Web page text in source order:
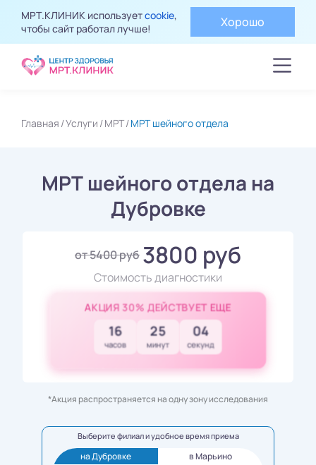
МРТ.КЛИНИК используетcookie,
чтобы сайт работал лучше!
Хорошо
Главная Услуги МРТ МРТ шейного отдела
МРТ шейного отдела на
Дубровке
от 5400 руб 3800 руб
Стоимость диагностики
АКЦИЯ 30% ДЕЙСТВУЕТ ЕЩЕ
16
часов
25
минут
02
секунд
*Акция распространяется на одну зону исследования
Выберите филиал и удобное время приема
на Дубровке
в Марьино